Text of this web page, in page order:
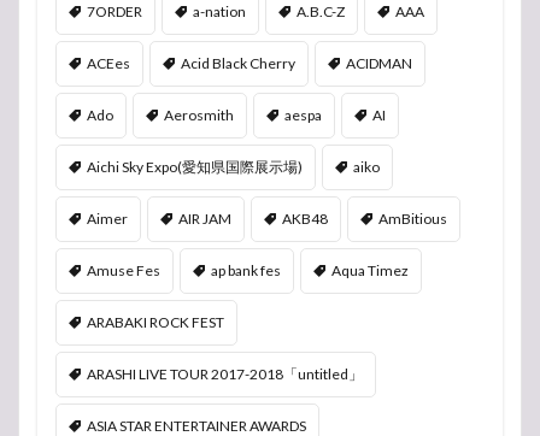
7ORDER a-nation A.B.C-Z AAA
ACEes Acid Black Cherry ACIDMAN
Ado Aerosmith aespa AI
Aichi Sky Expo(愛知県国際展示場) aiko
Aimer AIR JAM AKB48 AmBitious
Amuse Fes ap bank fes Aqua Timez
ARABAKI ROCK FEST
ARASHI LIVE TOUR 2017-2018「untitled」
ASIA STAR ENTERTAINER AWARDS